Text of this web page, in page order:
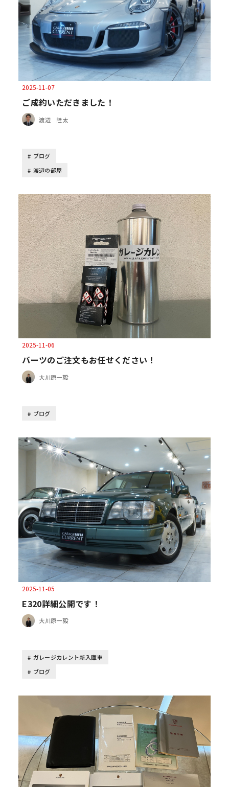
2025-11-07
ご成約いただきました！
渡辺 陸太
ブログ
渡辺の部屋
2025-11-06
パーツのご注文もお任せください！
大川原一毅
ブログ
2025-11-05
E320詳細公開です！
大川原一毅
ガレージカレント新入庫車
ブログ